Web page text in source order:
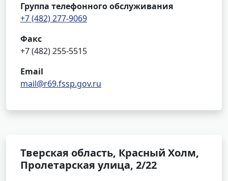
Группа телефонного обслуживания
+7 (482) 277-9069
Факс
+7 (482) 255-5515
Email
mail@r69.fssp.gov.ru
Тверская область, Красный Холм,
Пролетарская улица, 2/22